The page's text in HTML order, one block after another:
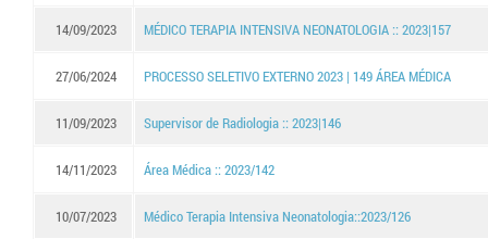
14/09/2023 MÉDICO TERAPIA INTENSIVA NEONATOLOGIA :: 2023|157
27/06/2024 PROCESSO SELETIVO EXTERNO 2023 | 149 ÁREA MÉDICA
11/09/2023 Supervisor de Radiologia :: 2023|146
14/11/2023 Área Médica :: 2023/142
10/07/2023 Médico Terapia Intensiva Neonatologia::2023/126